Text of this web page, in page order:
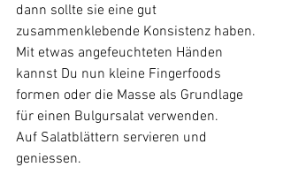
dann sollte sie eine gut
zusammenklebende Konsistenz haben.
Mit etwas angefeuchteten Händen
kannst Du nun kleine Fingerfoods
formen oder die Masse als Grundlage
für einen Bulgursalat verwenden.
Auf Salatblättern servieren und
geniessen.